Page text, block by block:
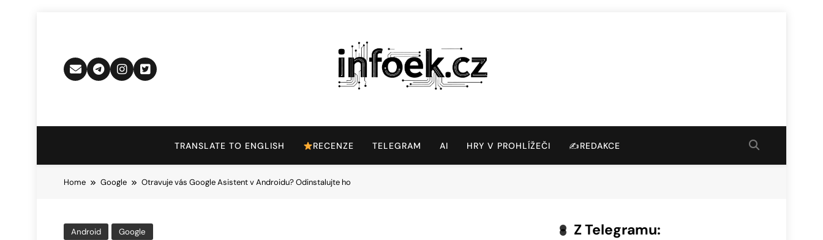
Infoek.cz
TRANSLATE TO ENGLISH RECENZE TELEGRAM AI HRY V PROHLÍŽEČI ✍️REDAKCE
Home Google Otravuje vás Google Asistent v Androidu? Odinstalujte ho
Android Google Z Telegramu: